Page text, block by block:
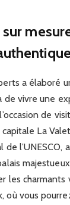
a élaboré
de vivre une
de
La
l’UNESCO,
les charmants
où vous